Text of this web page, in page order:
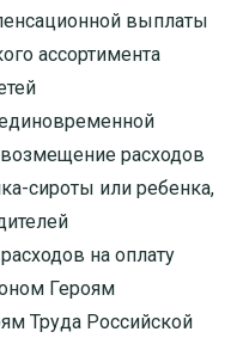
выплаты
ассортимента
расходов
сироты или ребенка,
на оплату
Героям
Труда Российской